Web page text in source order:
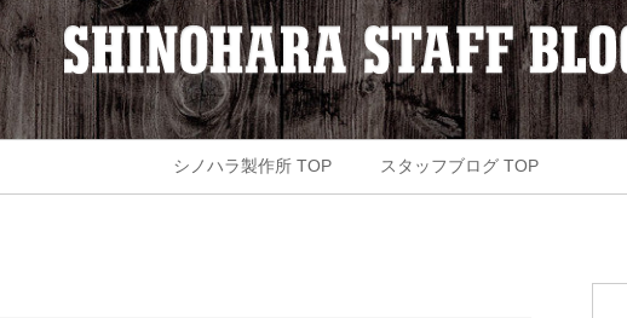
シノハラ製作所 TOP スタッフブログ TOP